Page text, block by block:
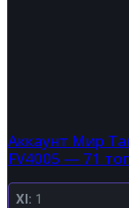
Аккаунт Мир
FV4005 — 71
XI: 1